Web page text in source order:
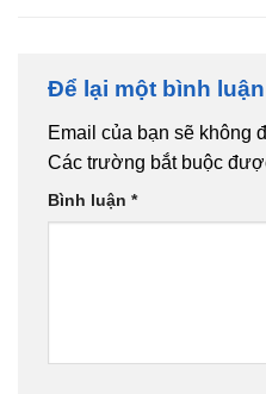
Để lại một bình luận
Email của bạn sẽ không
Các trường bắt buộc
Bình luận *